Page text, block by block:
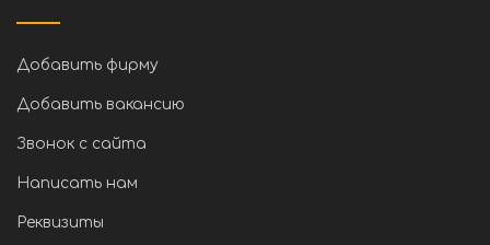
Добавить фирму
Добавить вакансию
Звонок с сайта
Написать нам
Реквизиты